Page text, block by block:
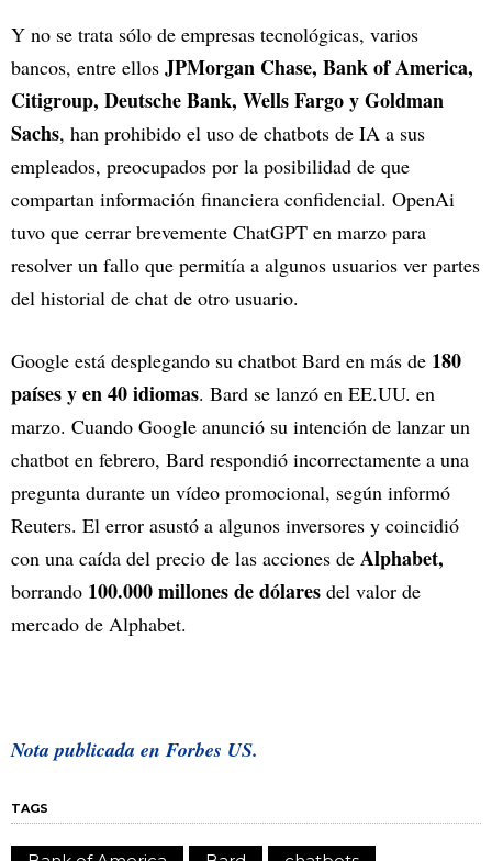
Y no se trata sólo de empresas tecnológicas, varios
bancos, entre ellos JPMorgan Chase, Bank of America,
Citigroup, Deutsche Bank, Wells Fargo y Goldman
Sachs, han prohibido el uso de chatbots de IA a sus
empleados, preocupados por la posibilidad de que
compartan información financiera confidencial. OpenAi
tuvo que cerrar brevemente ChatGPT en marzo para
resolver un fallo que permitía a algunos usuarios ver partes
del historial de chat de otro usuario.
Google está desplegando su chatbot Bard en más de 180
países y en 40 idiomas. Bard se lanzó en EE.UU. en
marzo. Cuando Google anunció su intención de lanzar un
chatbot en febrero, Bard respondió incorrectamente a una
pregunta durante un vídeo promocional, según informó
Reuters. El error asustó a algunos inversores y coincidió
con una caída del precio de las acciones de Alphabet,
borrando 100.000 millones de dólares del valor de
mercado de Alphabet.
Nota publicada en Forbes US.
TAGS